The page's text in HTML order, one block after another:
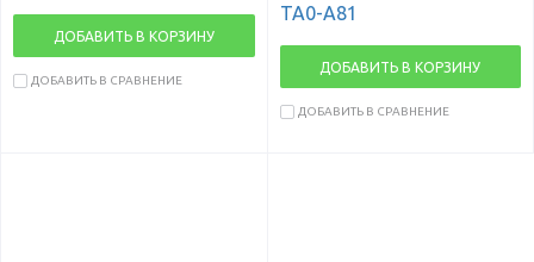
ДОБАВИТЬ В КОРЗИНУ
ДОБАВИТЬ В СРАВНЕНИЕ
TA0-A81
ДОБАВИТЬ В КОРЗИНУ
ДОБАВИТЬ В СРАВНЕНИЕ